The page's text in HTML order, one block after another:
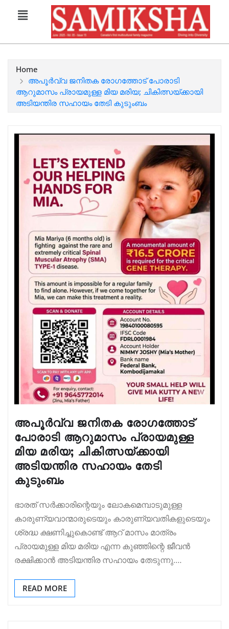
Home
അപൂർവ്വ ജനിതക രോഗത്തോട് പോരാടി
ആറുമാസം പ്രായമുള്ള മിയ മരിയ; ചികിത്സയ്ക്കായി
അടിയന്തിര സഹായം തേടി കുടുംബം
അപൂർവ്വ ജനിതക രോഗത്തോട്
പോരാടി ആറുമാസം പ്രായമുള്ള
മിയ മരിയ; ചികിത്സയ്ക്കായി
അടിയന്തിര സഹായം തേടി
കുടുംബം
ഭാരത് സർക്കാരിന്റെയും ലോകമെമ്പാടുമുള്ള
കാരുണ്യവാന്മാരുടെയും കാരുണ്യവതികളുടെയും
ശ്രദ്ധ ക്ഷണിച്ചുകൊണ്ട് ആറ് മാസം മാത്രം
പ്രായമുള്ള മിയ മരിയ എന്ന കുഞ്ഞിന്റെ ജീവൻ
രക്ഷിക്കാൻ അടിയന്തിര സഹായം തേടുന്നു.…
READ MORE